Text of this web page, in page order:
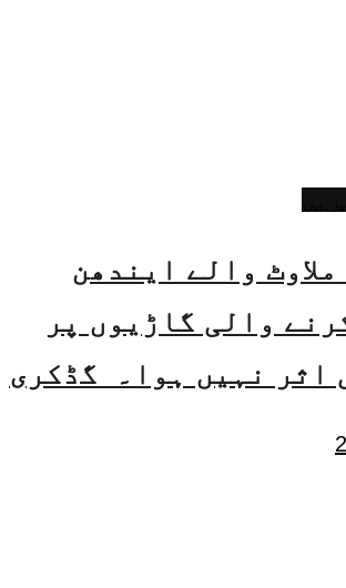
والے ایندھن
والی گاڑیوں پر
اثر نہیں ہوا۔ گڈکری